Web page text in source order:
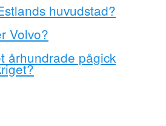
huvudstad?
Volvo?
århundrade pågick